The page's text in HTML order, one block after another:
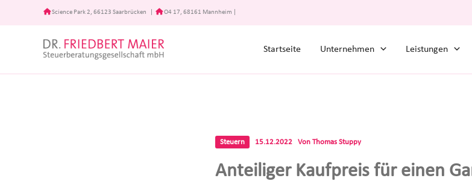
Science Park 2, 66123 Saarbrücken O4 17, 68161 Mannheim
Startseite Unternehmen Leistungen
Steuern 15.12.2022 Von Thomas Stuppy
Anteiliger Kaufpreis für einen